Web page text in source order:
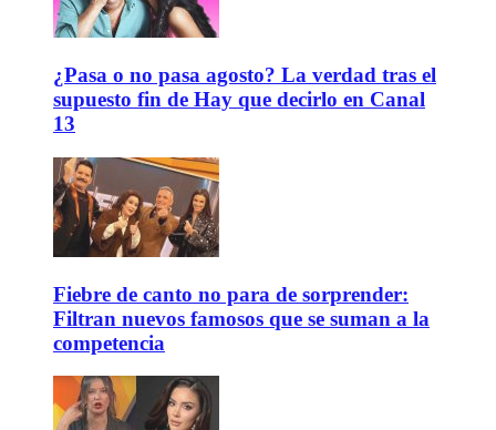
¿Pasa o no pasa agosto? La verdad tras el
supuesto fin de Hay que decirlo en Canal
13
Fiebre de canto no para de sorprender:
Filtran nuevos famosos que se suman a la
competencia